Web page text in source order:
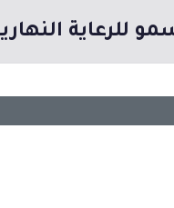
للرعاية